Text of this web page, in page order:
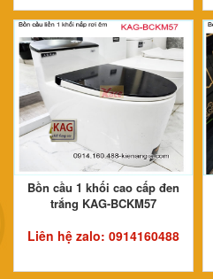
Bồn cầu 1 khối cao cấp đen
trắng KAG-BCKM57
Liên hệ zalo: 0914160488